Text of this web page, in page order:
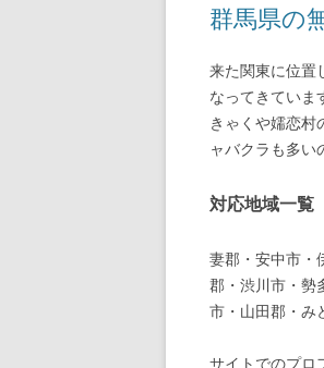
群馬県の
来た関東に位置
なってきていま
きゃくや嬬恋村
ャバクラも多い
対応地域一覧
妻郡・安中市・
郡・渋川市・勢
市・山田郡・み
サイトでのプロ